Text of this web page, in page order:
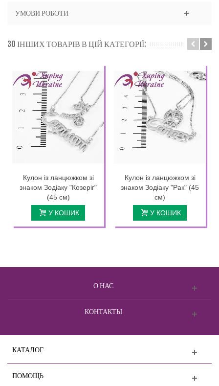
УМОВИ РОБОТИ
30 ІНШИХ ТОВАРІВ В ЦІЙ КАТЕГОРІЇ:
Кулон із ланцюжком зі
знаком Зодіаку "Козеріг"
(45 см)
У КОШИК
Кулон із ланцюжком зі
знаком Зодіаку "Рак" (45
см)
У КОШИК
О НАС
КОНТАКТЫ
КАТАЛОГ
ПОМОЩЬ